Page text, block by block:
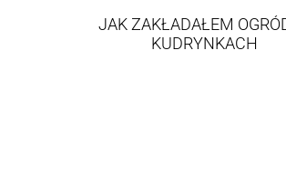
JAK ZAKŁADAŁEM
KUDRYNKACH